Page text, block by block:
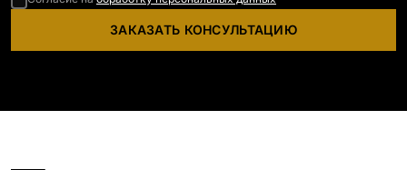
ЗАКАЗАТЬ КОНСУЛЬТАЦИЮ